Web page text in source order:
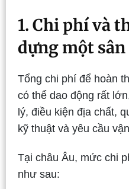
1. Chi phí và
dựng một
Tổng chi phí để hoàn
có thể dao động rất
lý, điều kiện địa chất,
kỹ thuật và yêu cầu
Tại châu Âu, mức chi
như sau: